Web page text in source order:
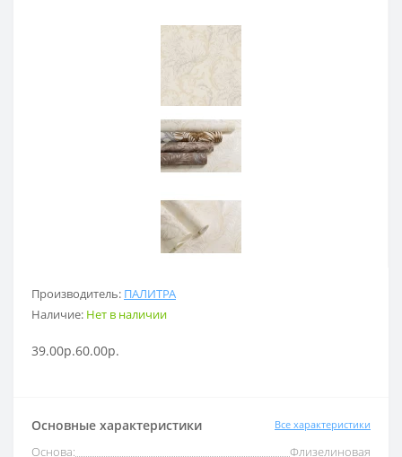
Производитель: ПАЛИТРА
Наличие: Нет в наличии
39.00р.60.00р.
Основные характеристики Все характеристики
Основа:
Флизелиновая